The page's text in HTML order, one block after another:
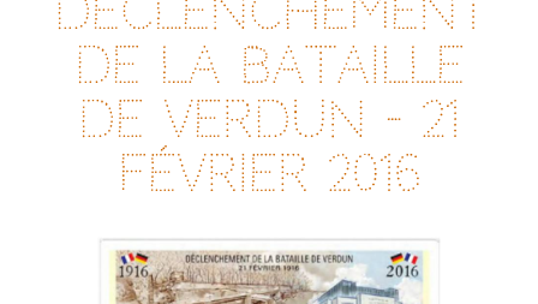
Déclenchement
de la bataille
de Verdun - 21
février 2016